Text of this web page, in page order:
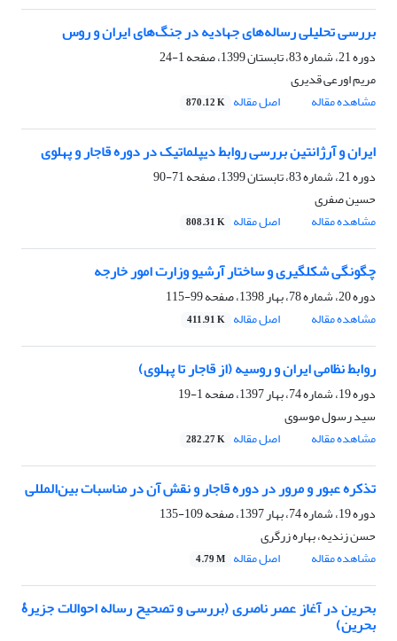
بررسی تحلیلی رساله‌های جهادیه در جنگ‌های ایران و روس
دوره 21، شماره 83، تابستان 1399، صفحه
1-24
مریم اورعی قدیری
مشاهده مقاله
اصل مقاله 870.12 K
ایران و آرژانتین بررسی روابط دیپلماتیک در دوره قاجار و پهلوی
دوره 21، شماره 83، تابستان 1399، صفحه
71-90
حسین صفری
مشاهده مقاله
اصل مقاله 808.31 K
چگونگی شکل‏گیری و ساختار آرشیو وزارت امور خارجه
دوره 20، شماره 78، بهار 1398، صفحه
99-115
مشاهده مقاله
اصل مقاله 411.91 K
روابط نظامی ایران و روسیه (از قاجار تا پهلوی)
دوره 19، شماره 74، بهار 1397، صفحه
1-19
سید رسول موسوی
مشاهده مقاله
اصل مقاله 282.27 K
تذکره عبور و مرور در دوره قاجار و نقش آن در مناسبات بین‌المللی
دوره 19، شماره 74، بهار 1397، صفحه
109-135
حسن زندیه، بهاره زرگری
مشاهده مقاله
اصل مقاله 4.79 M
بحرین در آغاز عصر ناصری (بررسی و تصحیح رساله احوالات جزیرۀ
بحرین)